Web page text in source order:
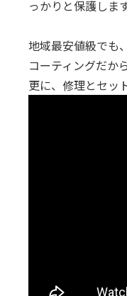
っかりと保護します
地域最安値級でも
コーティングだか
更に、修理とセッ